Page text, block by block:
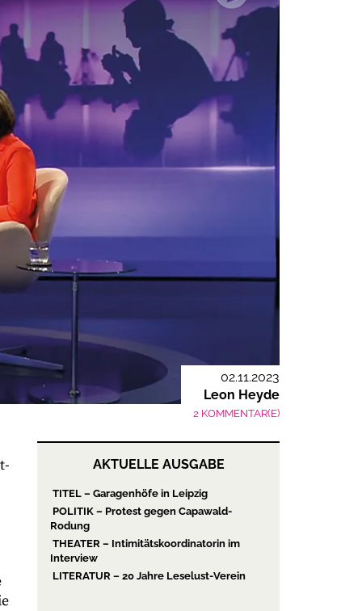
02.11.2023
Leon Heyde
2 KOMMENTAR(E)
AKTUELLE AUSGABE